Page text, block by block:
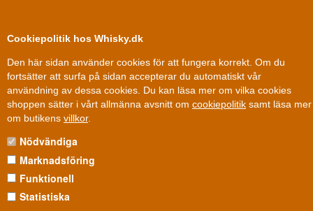
Cookiepolitik hos Whisky.dk
Den här sidan använder cookies för att fungera korrekt. Om du
fortsätter att surfa på sidan accepterar du automatiskt vår
användning av dessa cookies. Du kan läsa mer om vilka cookies
shoppen sätter i vårt allmänna avsnitt om cookiepolitik samt läsa mer
om butikens villkor.
Nödvändiga
Marknadsföring
Funktionell
Statistiska
Fri leverans Fri frakt vid 899 dkk
NYHETSBREV
Här kan du anmäla dig till vårt nyhetsbrev. Vi skickar dig skarpa
erbjudanden, information om whiskyprovningar och mycket mer.
Vi skickar ett nyhetsbrev ca. 1 gång i veckan.